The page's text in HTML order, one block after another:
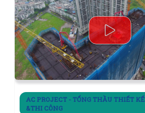
AC PROJECT - TỔNG THẦU THIẾT KẾ
&THI CÔNG